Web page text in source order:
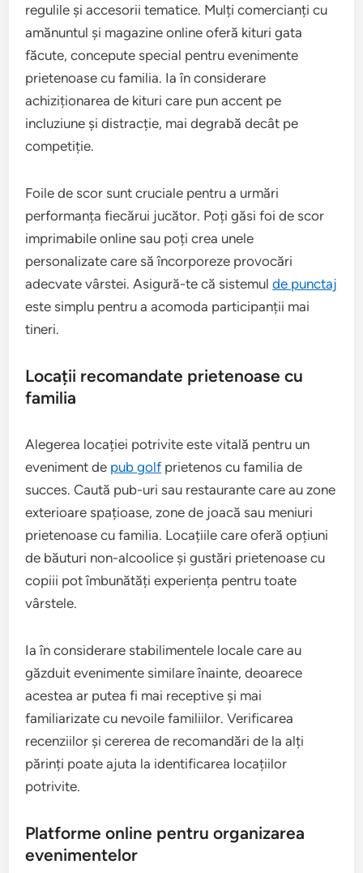
regulile și accesorii tematice. Mulți comercianți cu
amănuntul și magazine online oferă kituri gata
făcute, concepute special pentru evenimente
prietenoase cu familia. Ia în considerare
achiziționarea de kituri care pun accent pe
incluziune și distracție, mai degrabă decât pe
competiție.
Foile de scor sunt cruciale pentru a urmări
performanța fiecărui jucător. Poți găsi foi de scor
imprimabile online sau poți crea unele
personalizate care să încorporeze provocări
adecvate vârstei. Asigură-te că sistemulde punctaj
este simplu pentru a acomoda participanții mai
tineri.
Locații recomandate prietenoase cu
familia
Alegerea locației potrivite este vitală pentru un
eveniment de pub golf prietenos cu familia de
succes. Caută pub-uri sau restaurante care au zone
exterioare spațioase, zone de joacă sau meniuri
prietenoase cu familia. Locațiile care oferă opțiuni
de băuturi non-alcoolice și gustări prietenoase cu
copiii pot îmbunătăți experiența pentru toate
vârstele.
Ia în considerare stabilimentele locale care au
găzduit evenimente similare înainte, deoarece
acestea ar putea fi mai receptive și mai
familiarizate cu nevoile familiilor. Verificarea
recenziilor și cererea de recomandări de la alți
părinți poate ajuta la identificarea locațiilor
potrivite.
Platforme online pentru organizarea
evenimentelor